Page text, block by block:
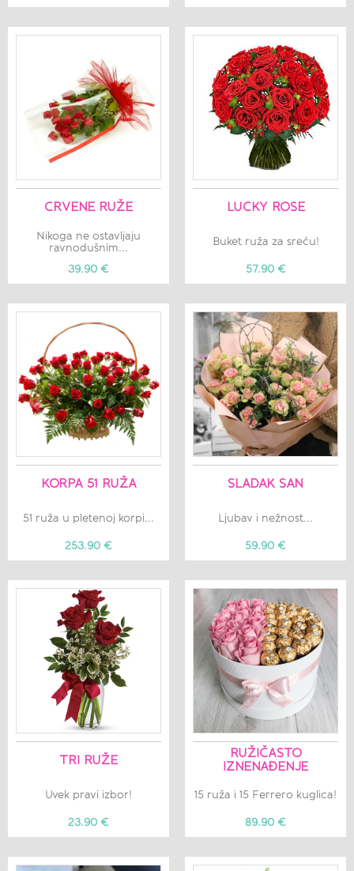
CRVENE RUŽE
Nikoga ne ostavljaju
ravnodušnim...
39.90 €
LUCKY ROSE
Buket ruža za sreću!
57.90 €
KORPA 51 RUŽA
51 ruža u pletenoj korpi...
253.90 €
SLADAK SAN
Ljubav i nežnost...
59.90 €
TRI RUŽE
Uvek pravi izbor!
23.90 €
RUŽIČASTO
IZNENAĐENJE
15 ruža i 15 Ferrero kuglica!
89.90 €